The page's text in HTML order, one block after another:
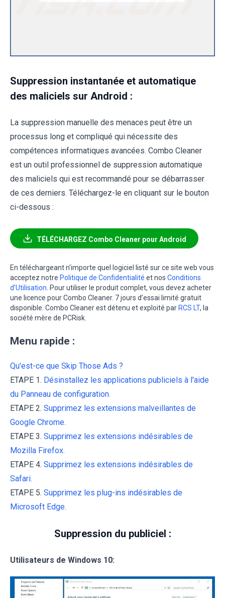
Suppression instantanée et automatique
des maliciels sur Android :
La suppression manuelle des menaces peut être un
processus long et compliqué qui nécessite des
compétences informatiques avancées. Combo Cleaner
est un outil professionnel de suppression automatique
des maliciels qui est recommandé pour se débarrasser
de ces derniers. Téléchargez-le en cliquant sur le bouton
ci-dessous :
TÉLÉCHARGEZ Combo Cleaner pour Android
En téléchargeant n'importe quel logiciel listé sur ce site web vous
acceptez notre Politique de Confidentialité et nos Conditions
d’Utilisation . Pour utiliser le produit complet, vous devez acheter
une licence pour Combo Cleaner. 7 jours d’essai limité gratuit
disponible. Combo Cleaner est détenu et exploité par RCS LT, la
société mère de PCRisk.
Menu rapide :
Qu'est-ce que Skip Those Ads ?
ETAPE 1. Désinstallez les applications publiciels à l'aide
du Panneau de configuration.
ETAPE 2. Supprimez les extensions malveillantes de
Google Chrome.
ETAPE 3. Supprimez les extensions indésirables de
Mozilla Firefox.
ETAPE 4. Supprimez les extensions indésirables de
Safari.
ETAPE 5. Supprimez les plug-ins indésirables de
Microsoft Edge.
Suppression du publiciel :
Utilisateurs de Windows 10: